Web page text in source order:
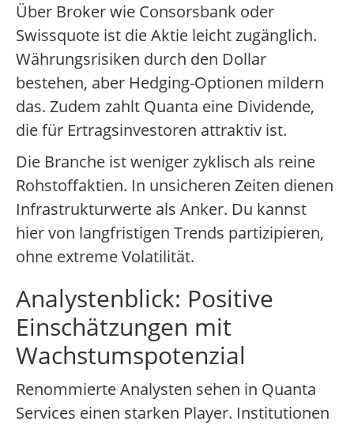
Über Broker wie Consorsbank oder
Swissquote ist die Aktie leicht zugänglich.
Währungsrisiken durch den Dollar
bestehen, aber Hedging-Optionen mildern
das. Zudem zahlt Quanta eine Dividende,
die für Ertragsinvestoren attraktiv ist.
Die Branche ist weniger zyklisch als reine
Rohstoffaktien. In unsicheren Zeiten dienen
Infrastrukturwerte als Anker. Du kannst
hier von langfristigen Trends partizipieren,
ohne extreme Volatilität.
Analystenblick: Positive
Einschätzungen mit
Wachstumspotenzial
Renommierte Analysten sehen in Quanta
Services einen starken Player. Institutionen